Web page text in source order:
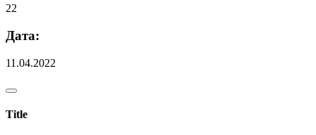
22
Дата:
11.04.2022
Title